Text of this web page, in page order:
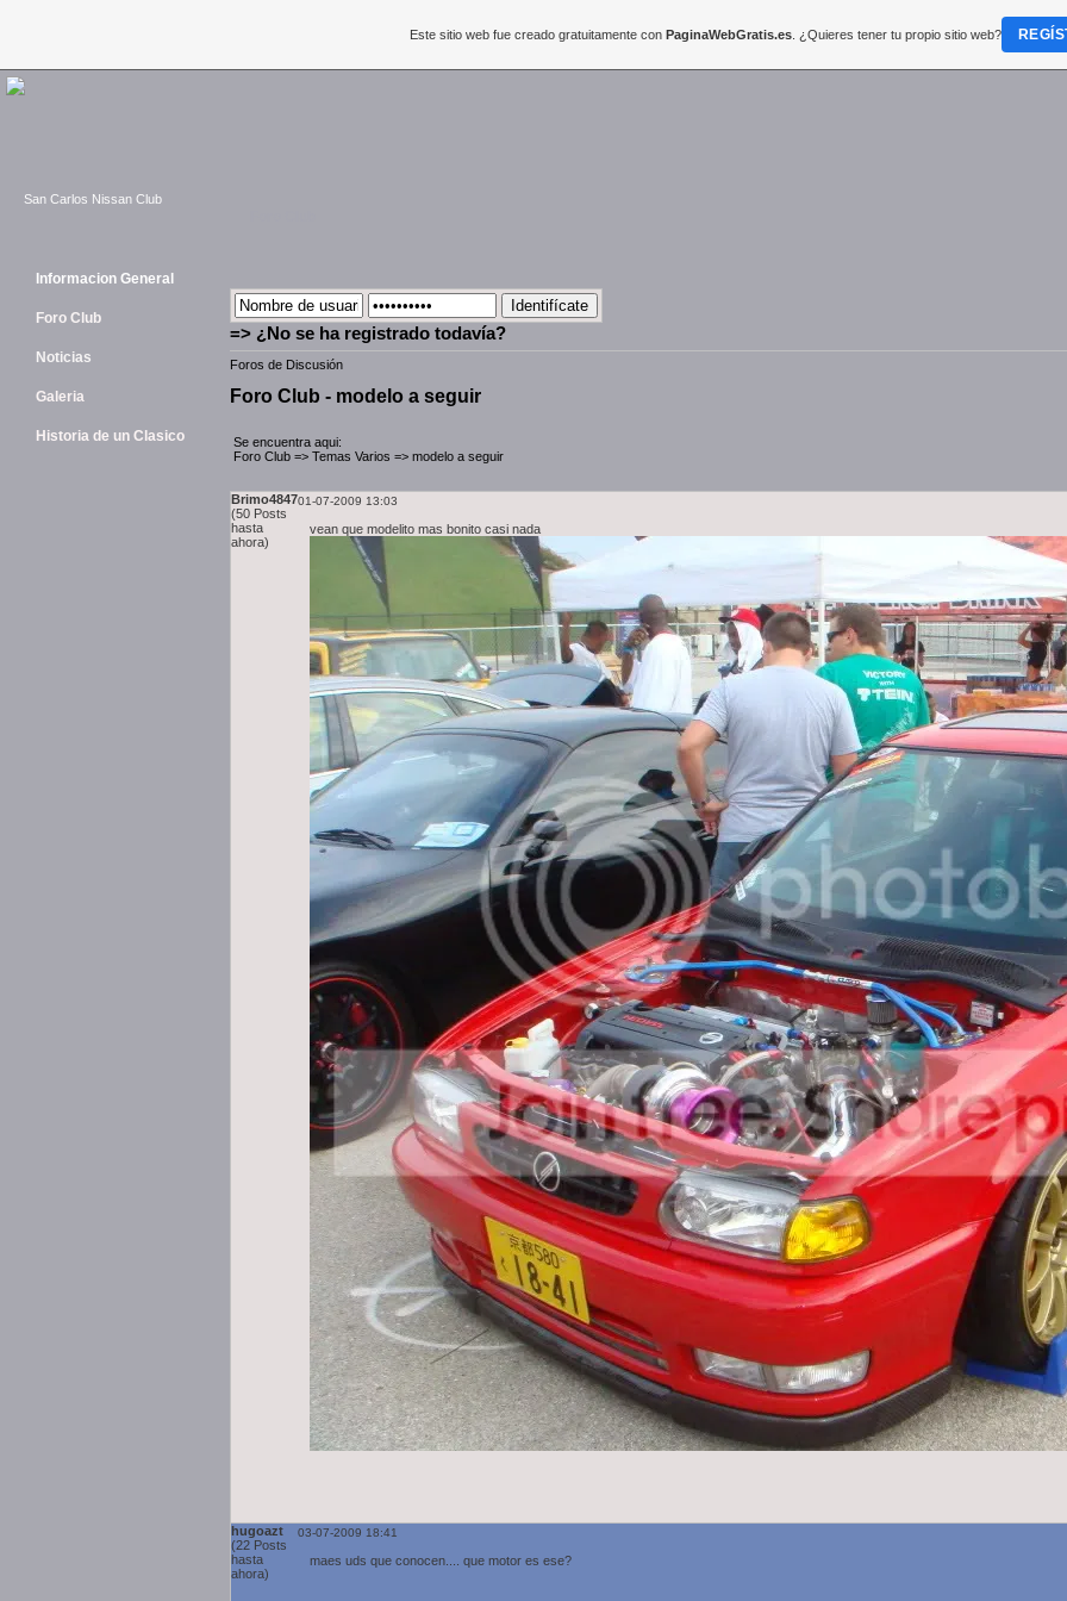
San Carlos Nissan Club
Informacion General
Foro Club
Noticias
Galeria
Historia de un Clasico
=> ¿No se ha registrado todavía?
Foros de Discusión
Foro Club - modelo a seguir
Se encuentra aqui:
Foro Club => Temas Varios => modelo a seguir
Brimo4847
(50 Posts
hasta
ahora)
01-07-2009 13:03
vean que modelito mas bonito casi nada
hugoazt
(22 Posts
hasta
ahora)
03-07-2009 18:41
maes uds que conocen.... que motor es ese?
Este sitio web fue creado gratuitamente con PaginaWebGratis.es. ¿Quieres tener tu propio sitio web?